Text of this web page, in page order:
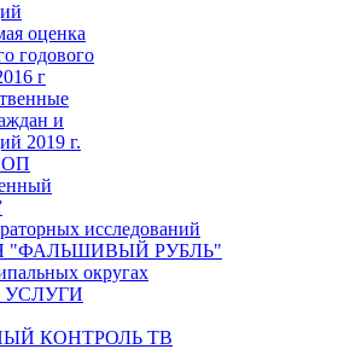
оценка
годового
г
и
2019 г.
исследований
"ФАЛЬШИВЫЙ РУБЛЬ"
округах
КОНТРОЛЬ ТВ